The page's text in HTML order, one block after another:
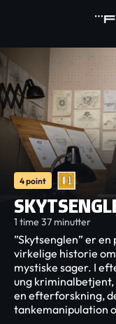
4 point
1 time 37 minutter
”Skytsenglen” er
virkelige historie
mystiske sager. I
ung
en efterforskning,
tankemanipulation